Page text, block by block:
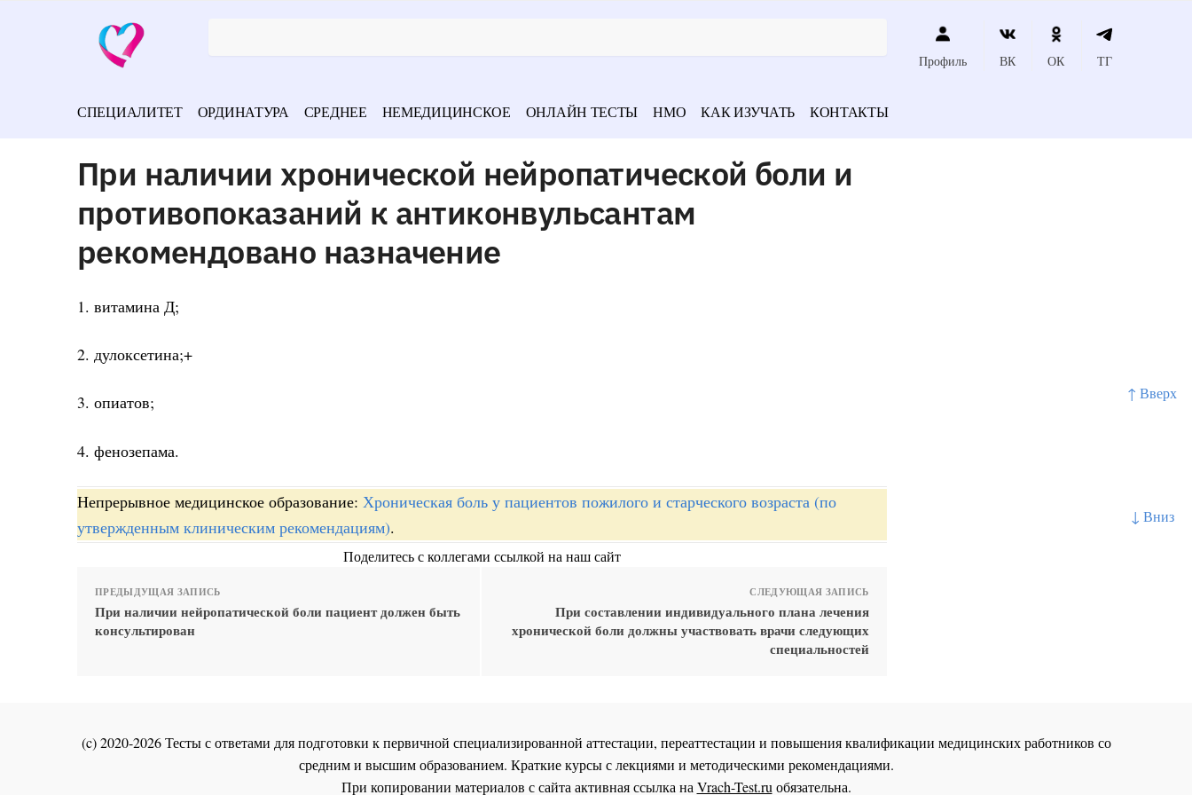
↑ Вверх
↓ Вниз
Профиль ВК ОК ТГ
СПЕЦИАЛИТЕТ ОРДИНАТУРА СРЕДНЕЕ НЕМЕДИЦИНСКОЕ ОНЛАЙН ТЕСТЫ НМО КАК ИЗУЧАТЬ КОНТАКТЫ
При наличии хронической нейропатической боли и
противопоказаний к антиконвульсантам
рекомендовано назначение
1. витамина Д;
2. дулоксетина;+
3. опиатов;
4. фенозепама.
Непрерывное медицинское образование: Хроническая боль у пациентов пожилого и старческого возраста (по
утвержденным клиническим рекомендациям).
Поделитесь с коллегами ссылкой на наш сайт
ПРЕДЫДУЩАЯ ЗАПИСЬ
При наличии нейропатической боли пациент должен быть
консультирован
СЛЕДУЮЩАЯ ЗАПИСЬ
При составлении индивидуального плана лечения
хронической боли должны участвовать врачи следующих
специальностей
(c) 2020-2026 Тесты с ответами для подготовки к первичной специализированной аттестации, переаттестации и повышения квалификации медицинских работников со
средним и высшим образованием. Краткие курсы с лекциями и методическими рекомендациями.
При копировании материалов с сайта активная ссылка наVrach-Test.ruобязательна.